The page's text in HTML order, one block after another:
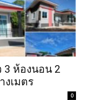
3 ห้องนอน 2
งเมตร
0